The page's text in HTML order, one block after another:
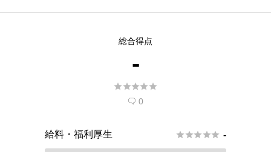
総合得点
-

 0
給料・福利厚生  -